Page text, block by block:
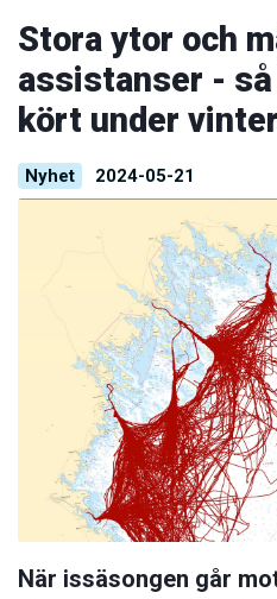
Stora ytor och
assistanser -
kört under
Nyhet 2024-05-21
När issäsongen går